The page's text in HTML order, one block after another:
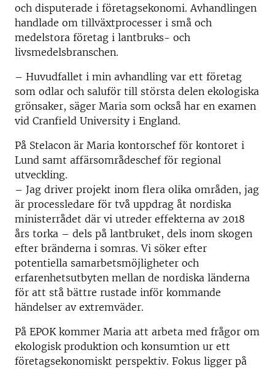
och disputerade i företagsekonomi. Avhandlingen
handlade om tillväxtprocesser i små och
medelstora företag i lantbruks- och
livsmedelsbranschen.
– Huvudfallet i min avhandling var ett företag
som odlar och saluför till största delen ekologiska
grönsaker, säger Maria som också har en examen
vid Cranfield University i England.
På Stelacon är Maria kontorschef för kontoret i
Lund samt affärsområdeschef för regional
utveckling.
– Jag driver projekt inom flera olika områden, jag
är processledare för två uppdrag åt nordiska
ministerrådet där vi utreder effekterna av 2018
års torka – dels på lantbruket, dels inom skogen
efter bränderna i somras. Vi söker efter
potentiella samarbetsmöjligheter och
erfarenhetsutbyten mellan de nordiska länderna
för att stå bättre rustade inför kommande
händelser av extremväder.
På EPOK kommer Maria att arbeta med frågor om
ekologisk produktion och konsumtion ur ett
företagsekonomiskt perspektiv. Fokus ligger på